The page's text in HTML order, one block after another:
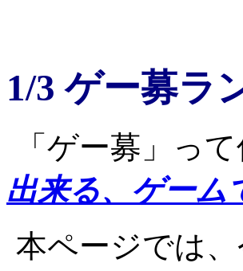
1/3 ゲー募
「ゲー募」っ
出来る、ゲーム
本ページでは